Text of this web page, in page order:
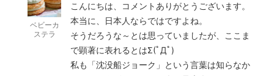
ベビーカ
ステラ
こんにちは、コメントありがとうございます。
本当に、日本人ならではですよね。
そうだろうな～とは思っていましたが、ここま
で顕著に表れるとはΣ(ﾟДﾟ)
私も「沈没船ジョーク」という言葉は知らなか